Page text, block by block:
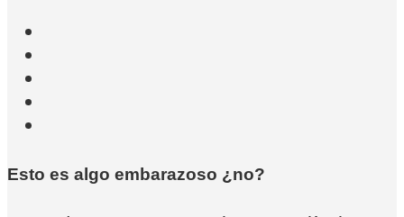
Esto es algo embarazoso ¿no?